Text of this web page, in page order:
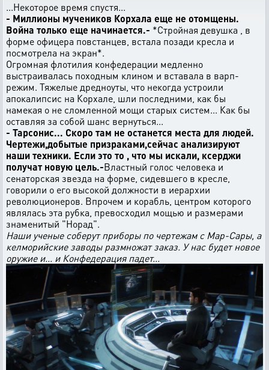
...Некоторое время спустя...
- Миллионы мучеников Корхала еще не отомщены.
Война только еще начинается.- *Стройная девушка , в
форме офицера повстанцев, встала позади кресла и
посмотрела на экран*.
Огромная флотилия конфедерации медленно
выстраивалась походным клином и вставала в варп-
режим. Тяжелые дредноуты, что некогда устроили
апокалипсис на Корхале, шли последними, как бы
намекая о не сломленной мощи старых систем... Как бы
оставляя за собой шанс вернуться...
- Тарсонис... Скоро там не останется места для людей.
Чертежи,добытые призраками,сейчас анализируют
наши техники. Если это то , что мы искали, ксерджи
получат новую цель.-Властный голос человека и
сенаторская звезда на форме, сидевшего в кресле,
говорили о его высокой должности в иерархии
революционеров. Впрочем и корабль, центром которого
являлась эта рубка, превосходил мощью и размерами
знаменитый "Норад".
Наши ученые соберут приборы по чертежам с Мар-Сары, а
келморийские заводы размножат заказ. У нас будет новое
оружие и... и Конфедерация падет...